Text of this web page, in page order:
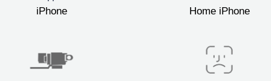
iPhone
Home iPhone